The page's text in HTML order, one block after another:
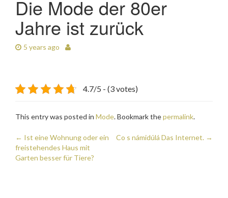
Die Mode der 80er
Jahre ist zurück
5 years ago
4.7/5 - (3 votes)
This entry was posted in Mode. Bookmark thepermalink.
Post
navigation
← Ist eine Wohnung oder ein
freistehendes Haus mit
Garten besser für Tiere?
Co s námidúlá Das Internet. →